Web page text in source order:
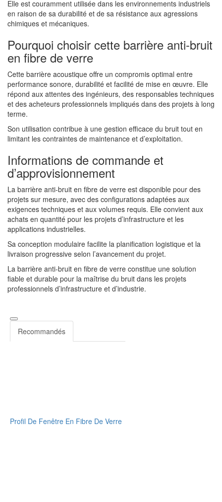
Elle est couramment utilisée dans les environnements industriels
en raison de sa durabilité et de sa résistance aux agressions
chimiques et mécaniques.
Pourquoi choisir cette barrière anti-bruit
en fibre de verre
Cette barrière acoustique offre un compromis optimal entre
performance sonore, durabilité et facilité de mise en œuvre. Elle
répond aux attentes des ingénieurs, des responsables techniques
et des acheteurs professionnels impliqués dans des projets à long
terme.
Son utilisation contribue à une gestion efficace du bruit tout en
limitant les contraintes de maintenance et d’exploitation.
Informations de commande et
d’approvisionnement
La barrière anti-bruit en fibre de verre est disponible pour des
projets sur mesure, avec des configurations adaptées aux
exigences techniques et aux volumes requis. Elle convient aux
achats en quantité pour les projets d’infrastructure et les
applications industrielles.
Sa conception modulaire facilite la planification logistique et la
livraison progressive selon l’avancement du projet.
La barrière anti-bruit en fibre de verre constitue une solution
fiable et durable pour la maîtrise du bruit dans les projets
professionnels d’infrastructure et d’industrie.
Recommandés
Profil De Fenêtre En Fibre De Verre